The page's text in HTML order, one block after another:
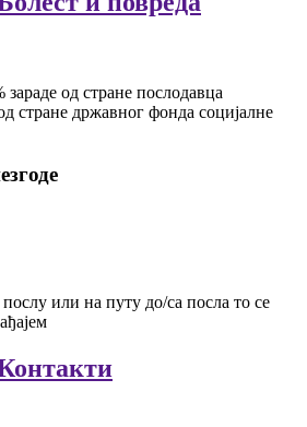
зараде од стране послодавца
стране државног фонда социјалне
или на путу до/са посла то се